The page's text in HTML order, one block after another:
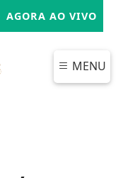
AGORA AO VIVO
MENU